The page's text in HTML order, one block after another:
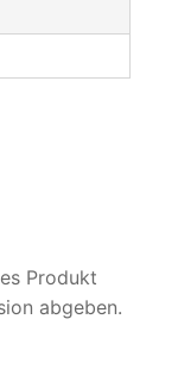
Produkt
abgeben.